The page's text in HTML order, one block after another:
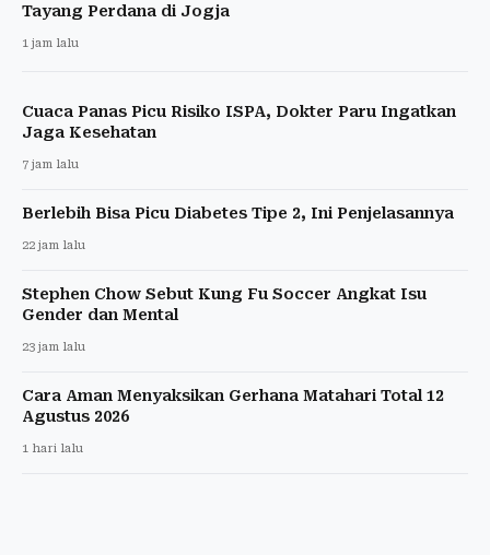
Tayang Perdana di Jogja
1 jam lalu
Cuaca Panas Picu Risiko ISPA, Dokter Paru Ingatkan
Jaga Kesehatan
7 jam lalu
Berlebih Bisa Picu Diabetes Tipe 2, Ini Penjelasannya
22 jam lalu
Stephen Chow Sebut Kung Fu Soccer Angkat Isu
Gender dan Mental
23 jam lalu
Cara Aman Menyaksikan Gerhana Matahari Total 12
Agustus 2026
1 hari lalu